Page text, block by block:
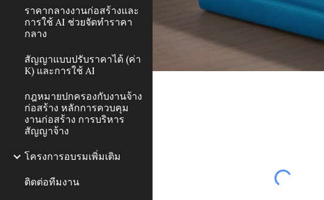
ราคากลางงานก่อสร้างและ
การใช้ AI ช่วยจัดทำราคา
กลาง
สัญญาแบบปรับราคาได้ (ค่า
K) และการใช้ AI
กฎหมายปกครองกับงานจ้าง
ก่อสร้าง หลักการควบคุม
งานก่อสร้าง การบริหาร
สัญญาจ้าง
โครงการอบรมเพิ่มเติม
ติดต่อทีมงาน